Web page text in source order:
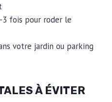
fois pour roder le
votre jardin ou parking
À ÉVITER